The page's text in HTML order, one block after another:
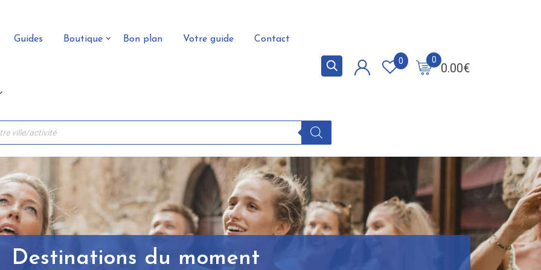
Guides Boutique Bon plan Votre guide Contact
0.00€
0
0
Destinations du moment